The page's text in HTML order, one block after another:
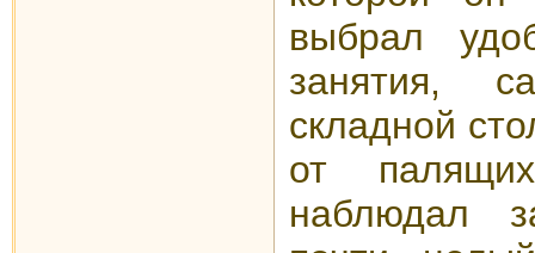
выбрал
занятия,
складной
от
наблюдал